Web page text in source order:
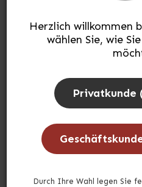
Herzlich willkommen
wählen Sie, wie
Privatkunde
Durch Ihre Wahl legen Sie
2.651,79 €
stk.
Lagerbestand: Auf